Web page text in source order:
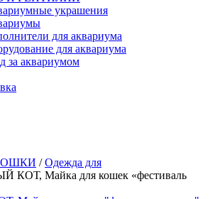
украшения
для аквариума
для аквариума
за аквариумом
/Одежда для
КОТ, Майка для кошек «фестиваль